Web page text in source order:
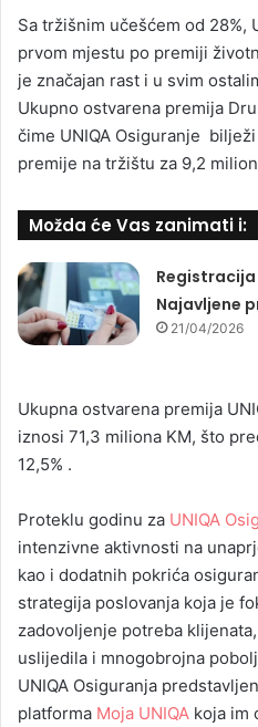
Sa tržišnim učešćem od 28%,
prvom mjestu po premiji
je značajan rast i u svim
Ukupno ostvarena premija
čime UNIQA Osiguranje
premije na tržištu za 9,2
Možda će Vas zanimati i:
Najavljene
21/04/2026
Ukupna ostvarena premija
iznosi 71,3 miliona KM, što
12,5% .
Proteklu godinu za UNIQA
intenzivne aktivnosti na
kao i dodatnih pokrića
strategija poslovanja koja je
zadovoljenje potreba
uslijedila i mnogobrojna
UNIQA Osiguranja
platforma Moja UNIQA koja im